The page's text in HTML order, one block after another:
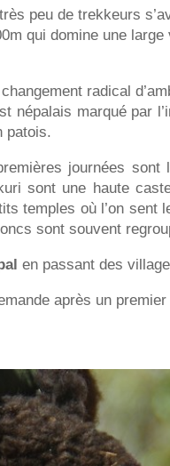
peu de trekkeurs
qui domine une large
radical
marqué par
patois.
journées sont
sont une haute
temples où l’on sent
sont souvent
en passant des
après un